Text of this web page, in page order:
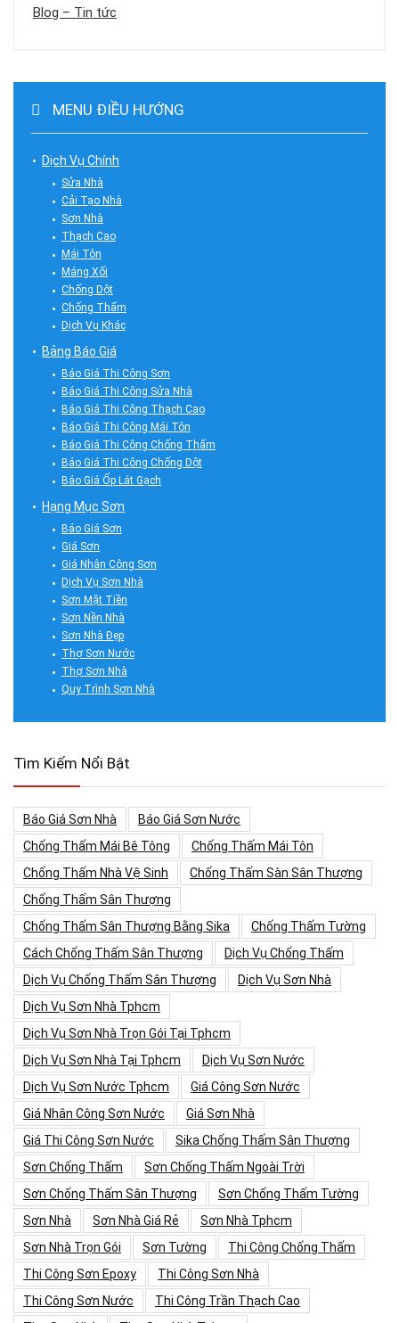
Blog – Tin tức
MENU ĐIỀU HƯỚNG
Dịch Vụ Chính
Sửa Nhà
Cải Tạo Nhà
Sơn Nhà
Thạch Cao
Mái Tôn
Máng Xối
Chống Dột
Chống Thấm
Dịch Vụ Khác
Bảng Báo Giá
Báo Giá Thi Công Sơn
Báo Giá Thi Công Sửa Nhà
Báo Giá Thi Công Thạch Cao
Báo Giá Thi Công Mái Tôn
Báo Giá Thi Công Chống Thấm
Báo Giá Thi Công Chống Dột
Báo Giá Ốp Lát Gạch
Hạng Mục Sơn
Báo Giá Sơn
Giá Sơn
Giá Nhân Công Sơn
Dịch Vụ Sơn Nhà
Sơn Mặt Tiền
Sơn Nền Nhà
Sơn Nhà Đẹp
Thợ Sơn Nước
Thợ Sơn Nhà
Quy Trình Sơn Nhà
Tìm Kiếm Nổi Bật
Báo Giá Sơn Nhà
Báo Giá Sơn Nước
Chống Thấm Mái Bê Tông
Chống Thấm Mái Tôn
Chống Thấm Nhà Vệ Sinh
Chống Thấm Sàn Sân Thượng
Chống Thấm Sân Thượng
Chống Thấm Sân Thượng Bằng Sika
Chống Thấm Tường
Cách Chống Thấm Sân Thượng
Dịch Vụ Chống Thấm
Dịch Vụ Chống Thấm Sân Thượng
Dịch Vụ Sơn Nhà
Dịch Vụ Sơn Nhà Tphcm
Dịch Vụ Sơn Nhà Trọn Gói Tại Tphcm
Dịch Vụ Sơn Nhà Tại Tphcm
Dịch Vụ Sơn Nước
Dịch Vụ Sơn Nước Tphcm
Giá Công Sơn Nước
Giá Nhân Công Sơn Nước
Giá Sơn Nhà
Giá Thi Công Sơn Nước
Sika Chống Thấm Sân Thượng
Sơn Chống Thấm
Sơn Chống Thấm Ngoài Trời
Sơn Chống Thấm Sân Thượng
Sơn Chống Thấm Tường
Sơn Nhà
Sơn Nhà Giá Rẻ
Sơn Nhà Tphcm
Sơn Nhà Trọn Gói
Sơn Tường
Thi Công Chống Thấm
Thi Công Sơn Epoxy
Thi Công Sơn Nhà
Thi Công Sơn Nước
Thi Công Trần Thạch Cao